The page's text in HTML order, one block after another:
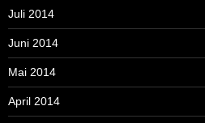
Juli 2014
Juni 2014
Mai 2014
April 2014